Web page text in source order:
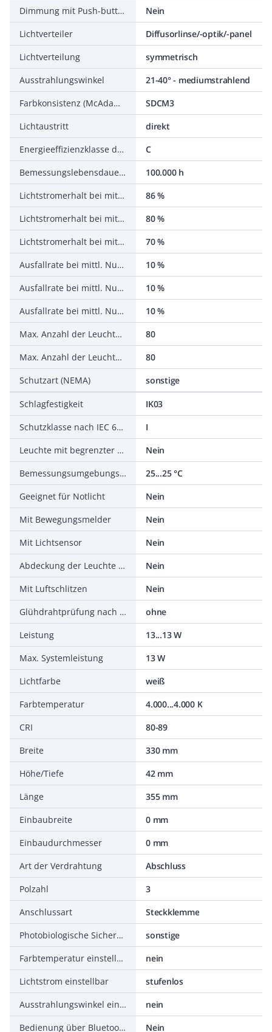
Dimmung mit Push-button
Nein
Lichtverteiler
Diffusorlinse/-optik/-panel
Lichtverteilung
symmetrisch
Ausstrahlungswinkel
21-40° - mediumstrahlend
Farbkonsistenz (McAdam-Ellipse)
SDCM3
Lichtaustritt
direkt
Energieeffizienzklasse der Lichtquelle nach EU-Richtlinie 2019/2015
C
Bemessungslebensdauer L70/B50 bei 25 °C
100.000 h
Lichtstromerhalt bei mittl. Nutzungsdauer 35.000 h bei 25 °C Umgebungstemp.
86 %
Lichtstromerhalt bei mittl. Nutzungsdauer 50.000 h bei 25 °C Umgebungstemp.
80 %
Lichtstromerhalt bei mittl. Nutzungsdauer 75.000 h bei 25 °C Umgebungstemp.
70 %
Ausfallrate bei mittl. Nutzungsdauer von 35.000 h bei 25 °C Umgebungstemp. (tq)
10 %
Ausfallrate bei mittl. Nutzungsdauer von 50.000 h bei 25 °C Umgebungstemp. (tq)
10 %
Ausfallrate bei mittl. Nutzungsdauer von 75.000 h bei 25 °C Umgebungstemp. (tq)
10 %
Max. Anzahl der Leuchten pro Leitungsschutzschalter B16
80
Max. Anzahl der Leuchten pro Leitungsschutzschalter C16
80
Schutzart (NEMA)
sonstige
Schlagfestigkeit
IK03
Schutzklasse nach IEC 61140
I
Leuchte mit begrenzter Oberflächentemperatur D-Zeichen nach EN 60598-2-24
Nein
Bemessungsumgebungstemperatur nach IEC 62722-2-1
25...25 °C
Geeignet für Notlicht
Nein
Mit Bewegungsmelder
Nein
Mit Lichtsensor
Nein
Abdeckung der Leuchte mit Wärmedämmmaterial möglich
Nein
Mit Luftschlitzen
Nein
Glühdrahtprüfung nach IEC 60695-2-11
ohne
Leistung
13...13 W
Max. Systemleistung
13 W
Lichtfarbe
weiß
Farbtemperatur
4.000...4.000 K
CRI
80-89
Breite
330 mm
Höhe/Tiefe
42 mm
Länge
355 mm
Einbaubreite
0 mm
Einbaudurchmesser
0 mm
Art der Verdrahtung
Abschluss
Polzahl
3
Anschlussart
Steckklemme
Photobiologische Sicherheit nach EN 62471
sonstige
Farbtemperatur einstellbar
nein
Lichtstrom einstellbar
stufenlos
Ausstrahlungswinkel einstellbar
nein
Bedienung über Bluetooth
Nein